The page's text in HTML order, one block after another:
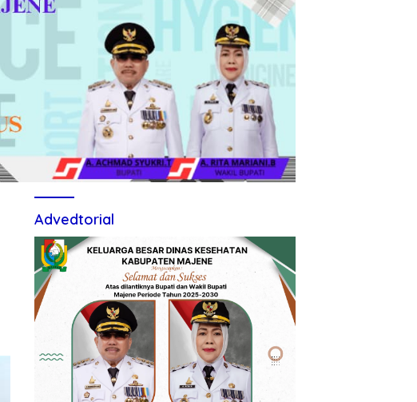
Advedtorial